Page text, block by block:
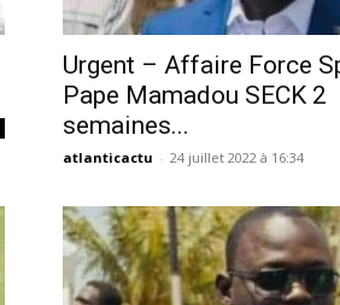
Urgent – Affaire Force
Pape Mamadou SECK 2
semaines...
atlanticactu - 24 juillet 2022 à 16:34